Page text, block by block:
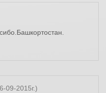
09-2015г.)